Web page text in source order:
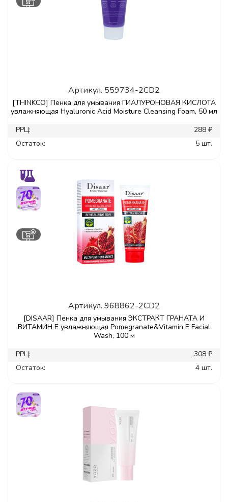
Артикул. 559734-2CD2
[THINKCO] Пенка для умывания ГИАЛУРОНОВАЯ КИСЛОТА
увлажняющая Hyaluronic Acid Moisture Cleansing Foam, 50 мл
РРЦ:
288 ₽
Остаток:
5 шт.
Артикул. 968862-2CD2
[DISAAR] Пенка для умывания ЭКСТРАКТ ГРАНАТА И
ВИТАМИН Е увлажняющая Pomegranate&Vitamin E Facial
Wash, 100 м
РРЦ:
308 ₽
Остаток:
4 шт.